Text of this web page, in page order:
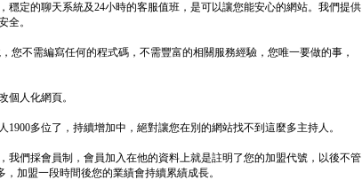
定的聊天系統及24小時的客服值班，是可以讓您能安心的網站。我們提供
全。
不需編寫任何的程式碼，不需豐富的相關服務經驗，您唯一要做的事，
個人化網頁。
多位了，持續增加中，絕對讓您在別的網站找不到這麼多主持人。
們採會員制，會員加入在他的資料上就是註明了您的加盟代號，以後不管
加盟一段時間後您的業績會持續累績成長。